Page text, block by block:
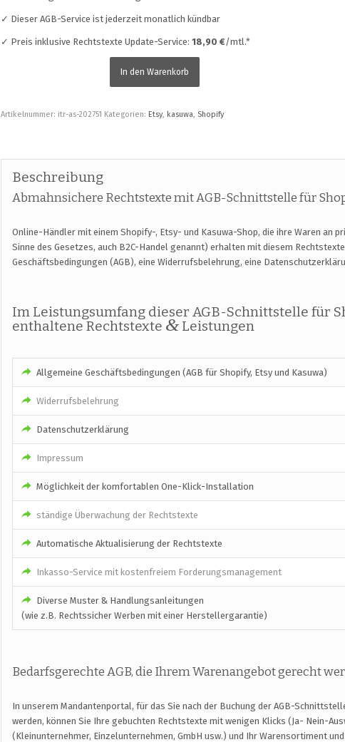
✓ Dieser AGB-Service ist jederzeit monatlich kündbar
✓ Preis inklusive Rechtstexte Update-Service:18,90 €/mtl.*
In den Warenkorb
Artikelnummer: itr-as-202751 Kategorien: Etsy, kasuwa, Shopify
Beschreibung
Abmahnsichere Rechtstexte mit AGB-Schnittstelle für
Online-Händler mit einem Shopify-, Etsy- und Kasuwa-Shop, die ihre Waren an
Sinne des Gesetzes, auch B2C-Handel genannt) erhalten mit diesem
Geschäftsbedingungen (AGB), eine Widerrufsbelehrung, eine
Im Leistungsumfang dieser AGB-Schnittstelle für
enthaltene Rechtstexte &Leistungen
Allgemeine Geschäftsbedingungen (AGB für Shopify, Etsy und Kasuwa)
Widerrufsbelehrung
Datenschutzerklärung
Impressum
Möglichkeit der komfortablen One-Klick-Installation
ständige Überwachung der Rechtstexte
Automatische Aktualisierung der Rechtstexte
Inkasso-Service mit kostenfreiem Forderungsmanagement
Diverse Muster & Handlungsanleitungen
(wie z.B. Rechtssicher Werben mit einer Herstellergarantie)
Bedarfsgerechte AGB, die Ihrem Warenangebot gerecht
In unserem Mandantenportal, für das Sie nach der Buchung der AGB-
werden, können Sie Ihre gebuchten Rechtstexte mit wenigen Klicks (Ja- Nein-
(Kleinunternehmer, Einzelunternehmen, GmbH usw.) und Ihr Warensortiment